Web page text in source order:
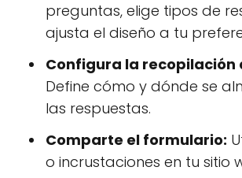
preguntas, elige tipos de
ajusta el diseño a tu
Configura la recopilación
Define cómo y dónde se
las respuestas.
Comparte el formulario:
o incrustaciones en tu sitio